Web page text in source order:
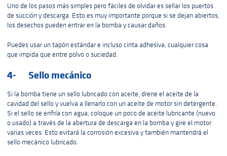
Uno de los pasos más simples pero fáciles de olvidar es sellar los puertos
de succión y descarga. Esto es muy importante porque si se dejan abiertos,
los desechos pueden entrar en la bomba y causar daños.
Puedes usar un tapón estándar e incluso cinta adhesiva, cualquier cosa
que impida que entre polvo o suciedad.
4- Sello mecánico
Si la bomba tiene un sello lubricado con aceite, drene el aceite de la
cavidad del sello y vuelva a llenarlo con un aceite de motor sin detergente.
Si el sello se enfría con agua, coloque un poco de aceite lubricante (nuevo
o usado) a través de la abertura de descarga en la bomba y gire el motor
varias veces. Esto evitará la corrosión excesiva y también mantendrá el
sello mecánico lubricado.